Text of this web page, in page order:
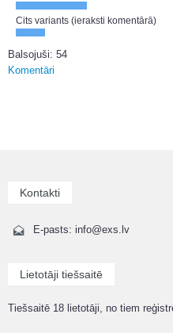
Cits variants (ieraksti komentārā)
Balsojuši: 54
Komentāri
Kontakti
E-pasts: info@exs.lv
Lietotāji tiešsaitē
Tiešsaitē 18 lietotāji, no tiem